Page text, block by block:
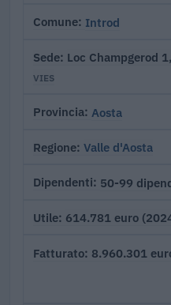
Comune Introd
Sede Loc Champgerod
VIES
Provincia Aosta
Regione Valle d'Aosta
Dipendenti 50-99
Utile 614.781 euro
Fatturato 8.960.301